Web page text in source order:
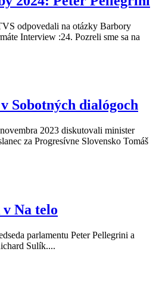
odpovedali na otázky Barbory
Interview :24. Pozreli sme sa na
Sobotných dialógoch
2023 diskutovali minister
za Progresívne Slovensko Tomáš
Na telo
parlamentu Peter Pellegrini a
Sulík....